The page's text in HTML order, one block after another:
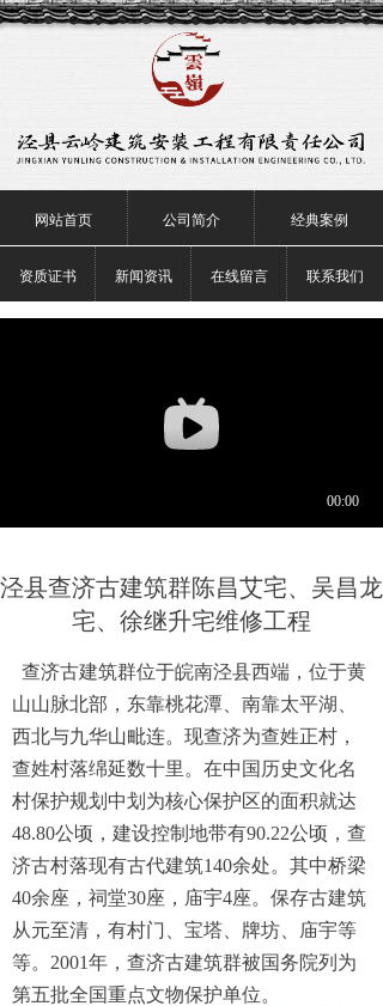
网站首页 公司简介 经典案例
资质证书 新闻资讯 在线留言 联系我们
泾县查济古建筑群陈昌艾宅、吴昌龙
宅、徐继升宅维修工程
查济古建筑群位于皖南泾县西端，位于黄
山山脉北部，东靠桃花潭、南靠太平湖、
西北与九华山毗连。现查济为查姓正村，
查姓村落绵延数十里。在中国历史文化名
村保护规划中划为核心保护区的面积就达
48.80公顷，建设控制地带有90.22公顷，查
济古村落现有古代建筑140余处。其中桥梁
40余座，祠堂30座，庙宇4座。保存古建筑
从元至清，有村门、宝塔、牌坊、庙宇等
等。2001年，查济古建筑群被国务院列为
第五批全国重点文物保护单位。